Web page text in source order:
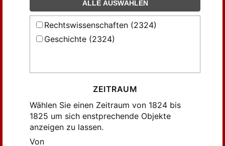
ALLE AUSWÄHLEN
Rechtswissenschaften (2324)
Geschichte (2324)
ZEITRAUM
Wählen Sie einen Zeitraum von 1824 bis
1825 um sich enstprechende Objekte
anzeigen zu lassen.
Von